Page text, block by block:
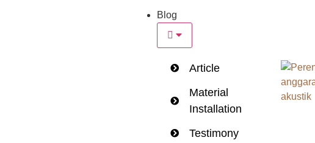
Blog
Article
Material
Installation
Testimony